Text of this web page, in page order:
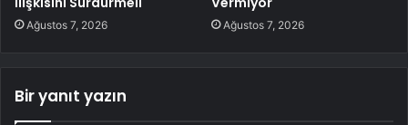
Ağustos 7, 2026 Ağustos 7, 2026
Bir yanıt yazın